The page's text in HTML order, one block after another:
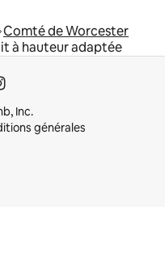
Comté de Worcester
à hauteur adaptée
Inc.
générales